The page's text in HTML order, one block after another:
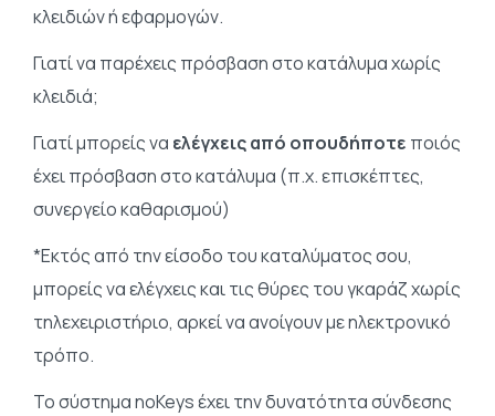
κλειδιών ή εφαρμογών.
Γιατί να παρέχεις πρόσβαση στο κατάλυμα χωρίς
κλειδιά;
Γιατί μπορείς να ελέγχεις από οπουδήποτε ποιός
έχει πρόσβαση στο κατάλυμα (π.χ. επισκέπτες,
συνεργείο καθαρισμού)
*Εκτός από την είσοδο του καταλύματος σου,
μπορείς να ελέγχεις και τις θύρες του γκαράζ χωρίς
τηλεχειριστήριο, αρκεί να ανοίγουν με ηλεκτρονικό
τρόπο.
Το σύστημα noKeys έχει την δυνατότητα σύνδεσης